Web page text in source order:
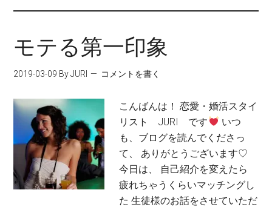
モテる第一印象
2019-03-09 By JURI コメントを書く
こんばんは！ 恋愛・婚活スタイ
リスト JURI です
いつ
も、ブログを読んでくださっ
て、 ありがとうございます♡
今日は、 自己紹介を変えたら
疲れちゃうくらいマッチングし
た 生徒様のお話をさせていただ